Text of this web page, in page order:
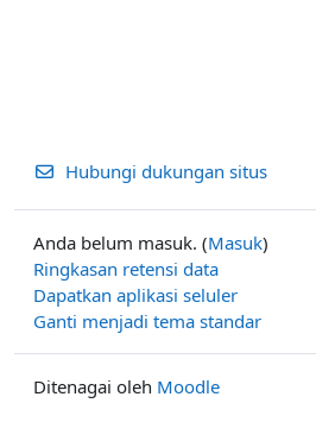
Hubungi dukungan situs
Anda belum masuk. (Masuk)
Ringkasan retensi data
Dapatkan aplikasi seluler
Ganti menjadi tema standar
Ditenagai oleh Moodle